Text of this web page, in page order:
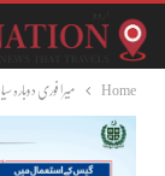
Home میرا فوری دوبارہ